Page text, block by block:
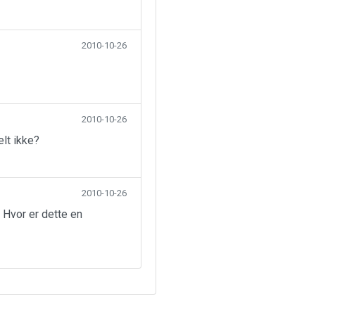
2010-10-26
2010-10-26
ikke?
2010-10-26
er dette en